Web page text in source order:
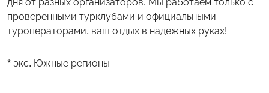
дня от разных организаторов. Мы работаем только с
проверенными турклубами и официальными
туроператорами, ваш отдых в надежных руках!
* экс. Южные регионы